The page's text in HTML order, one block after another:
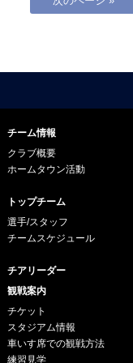
チーム情報
クラブ概要
ホームタウン活動
トップチーム
選手/スタッフ
チームスケジュール
チアリーダー
観戦案内
チケット
スタジアム情報
車いす席での観戦方法
練習見学